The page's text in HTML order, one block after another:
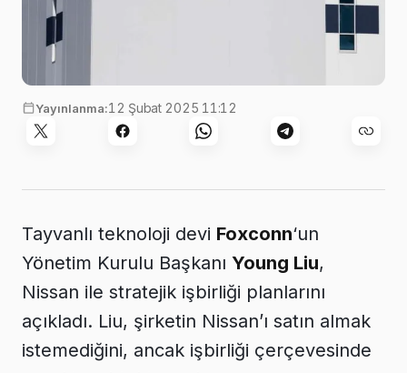
Yayınlanma:12 Şubat 2025 11:12
Tayvanlı teknoloji devi Foxconn‘un
Yönetim Kurulu Başkanı Young Liu,
Nissan ile stratejik işbirliği planlarını
açıkladı. Liu, şirketin Nissan’ı satın almak
istemediğini, ancak işbirliği çerçevesinde